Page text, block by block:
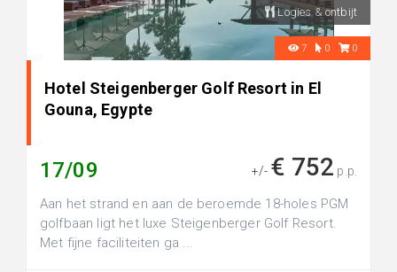
Logies & ontbijt
7 0 0
Hotel Steigenberger Golf Resort in El
Gouna, Egypte
17/09 +/- € 752 p.p.
Aan het strand en aan de beroemde 18-holes PGM
golfbaan ligt het luxe Steigenberger Golf Resort.
Met fijne faciliteiten ga ...